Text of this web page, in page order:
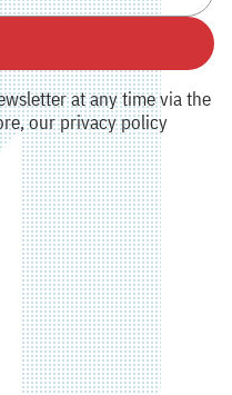
at any time via the
our privacy policy